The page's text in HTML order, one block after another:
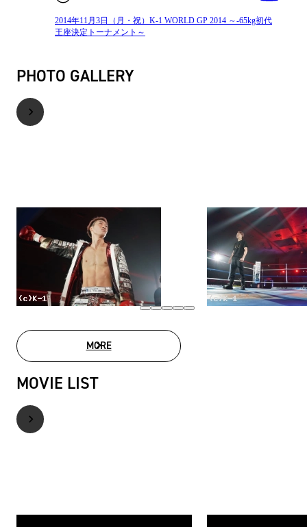
2014年11月3日（月・祝）K-1 WORLD GP 2014 ～-65kg初代
王座決定トーナメント～
PHOTO GALLERY
MOREPHOTO GALLERY
MOVIE LIST